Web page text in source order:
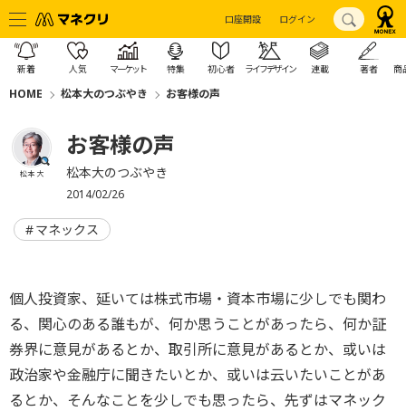
口座開設 ログイン
新着 人気 マーケット 特集 初心者 ライフデザイン 連載 著者 商
HOME 松本大のつぶやき お客様の声
松本 大
お客様の声
松本大のつぶやき
2014/02/26
マネックス
個人投資家、延いては株式市場・資本市場に少しでも関わ
る、関心のある誰もが、何か思うことがあったら、何か証
券界に意見があるとか、取引所に意見があるとか、或いは
政治家や金融庁に聞きたいとか、或いは云いたいことがあ
るとか、そんなことを少しでも思ったら、先ずはマネック